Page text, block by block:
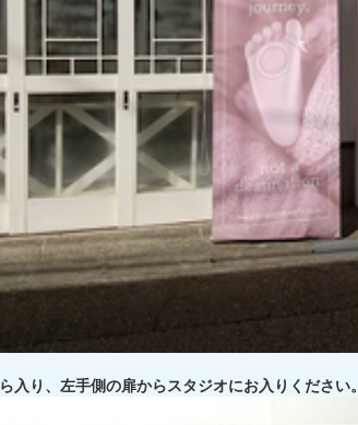
り、左手側の扉からスタジオにお入りください。